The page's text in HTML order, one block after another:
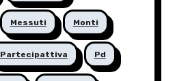
Messuti Monti
Partecipattiva Pd